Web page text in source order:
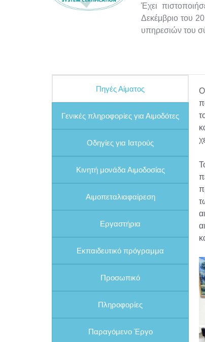
Έχει
Δεκέμβριο του
υπηρεσιών του
Πηγές Αίματος
Γενικές πληροφορίες για Αιμοδότες
Οδηγίες για Ιατρούς
Κινητή μονάδα Αιμοδοσίας
Αιμοπεταλιαφαίρεση
Εργαστήρια
Εκπαιδευτικό πρόγραμμα
Προσωπικό
Πληροφορίες
Παραγόμενο Έργο